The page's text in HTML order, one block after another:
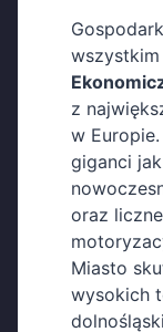
wszystkim
z
w
giganci jak
oraz
Miasto
wysokich